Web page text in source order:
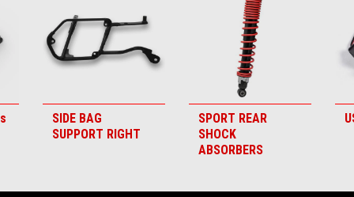
SIDE BAG
SUPPORT RIGHT
SPORT REAR
SHOCK
ABSORBERS